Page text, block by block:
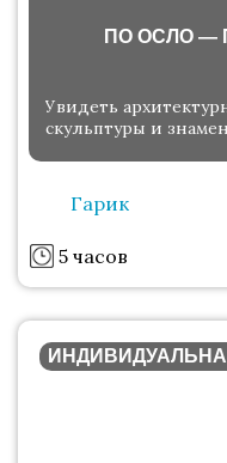
ПО ОСЛО —
Увидеть
скульптуры и
Гарик
5 часов